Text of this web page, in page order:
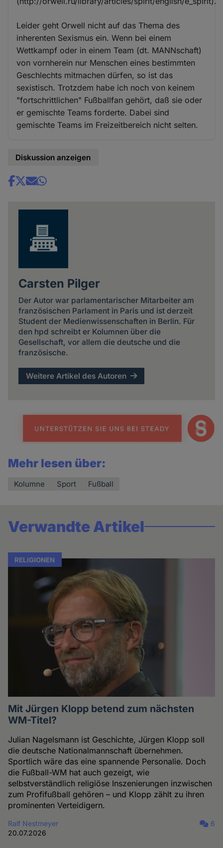
Leider geht Orwell nicht auf das Thema des
inherenten Sexismus ein. Wenn bei einem
Wettkampf oder in einem Team (dt. MANNschaft)
von vornherein nur Menschen eines bestimmten
Geschlechts mitmachen dürfen, so ist das
sexistisch. Trotzdem habe ich noch von keinem
"fortschrittlichen" Fußballfan gehört, daß sie oder
er gemischte Teams forderte. Dabei sind
gemischte Teams im Freizeitbereich nicht selten.
Diskussion anzeigen
Share
Carsten Pilger
Der Autor war parlamentarischer Mitarbeiter am
französischen Parlament in Paris und ist derzeit
Student der Medienwissenschaften in Berlin. Für
den hpd schreibt er Kolumnen über die
Gesellschaft, vor allem die deutsche und die
französische.
Weitere Artikel des Autoren
Mehr lesen über:
Kolumne Sport Fußball
Verwandte Artikel
RELIGIONEN
Mit Jürgen Klopp betend zum nächsten
WM-Titel?
Julian Nagelsmann ist Geschichte, Jürgen Klopp soll
die deutsche Nationalmannschaft übernehmen.
Sportlich wäre das eine spannende Personalie. Doch
die Fußball-WM hat auch gezeigt, wie
selbstverständlich religiöse Inszenierungen inzwischen
zum Profifußball gehören – und Klopp zählt zu ihren
prominenten Verteidigern.
Ralf Nestmeyer
20.07.2026
6